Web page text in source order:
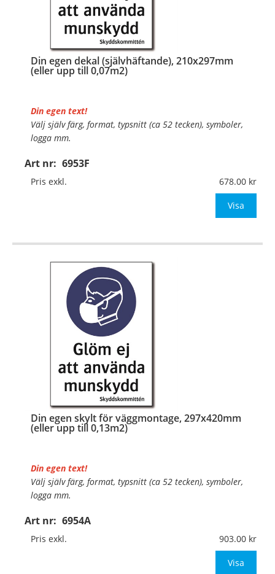
Din egen dekal (självhäftande), 210x297mm
(eller upp till 0,07m2)
Art nr: 6953F
Din egen text!
Välj själv färg, format, typsnitt (ca 52 tecken), symboler,
logga mm.
Material:Självhäftande folie
Mått:210x297mm (eller annat mått upp till 0,07m²)
Pris exkl. 678.00
Visa
Din egen skylt för väggmontage, 297x420mm
(eller upp till 0,13m2)
Art nr: 6954A
Din egen text!
Välj själv färg, format, typsnitt (ca 52 tecken), symboler,
logga mm.
Material:Plan aluminium, 0,7mm (väggmontage)
Mått:297x420mm (eller annat mått upp till 0,13m²)
Pris exkl. 903.00
Visa